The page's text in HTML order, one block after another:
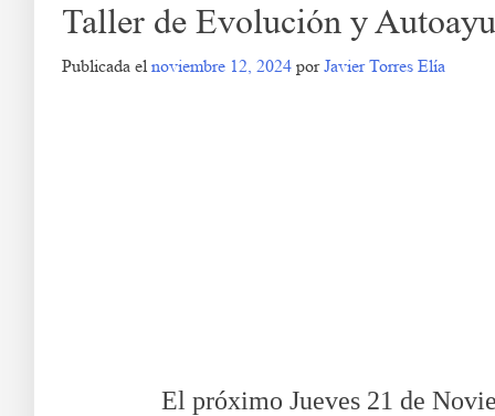
Taller de Evolución y
Publicada el noviembre 12, 2024 porJavier Torres Elía
El próximo Jueves 21 de